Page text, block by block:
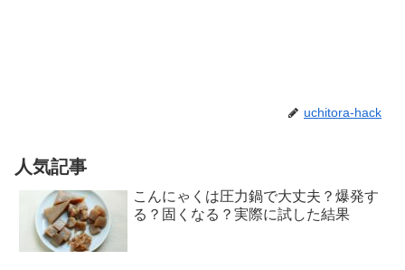
uchitora-hack
人気記事
こんにゃくは圧力鍋で大丈夫？爆発す
る？固くなる？実際に試した結果